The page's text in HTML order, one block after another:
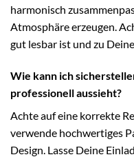
harmonisch
Atmosphäre erzeugen.
gut lesbar ist und zu
Wie kann ich
professionell aussieht?
Achte auf eine korrekte
verwende hochwertiges
Design. Lasse Deine